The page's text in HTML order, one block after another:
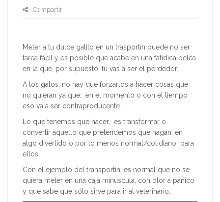
Compartir
Meter a tu dulce gatito en un trasportín puede no ser
tarea fácil y es posible que acabe en una fatídica pelea
en la que, por supuesto, tú vas a ser el perdedor.
A los gatos, no hay que forzarlos a hacer cosas que
no quieran ya que, en el momento o con el tiempo
eso va a ser contraproducente.
Lo que tenemos que hacer, es transformar o
convertir aquello que pretendemos que hagan, en
algo divertido o por lo menos normal/cotidiano para
ellos.
Con el ejemplo del transportín, es normal que no se
quiera meter en una caja minúscula, con olor a pánico
y que sabe que sólo sirve para ir al veterinario.